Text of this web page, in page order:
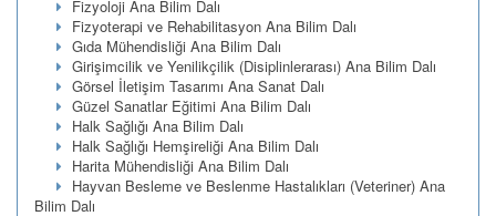
Fizyoloji Ana Bilim Dalı
Fizyoterapi ve Rehabilitasyon Ana Bilim Dalı
Gıda Mühendisliği Ana Bilim Dalı
Girişimcilik ve Yenilikçilik (Disiplinlerarası) Ana Bilim Dalı
Görsel İletişim Tasarımı Ana Sanat Dalı
Güzel Sanatlar Eğitimi Ana Bilim Dalı
Halk Sağlığı Ana Bilim Dalı
Halk Sağlığı Hemşireliği Ana Bilim Dalı
Harita Mühendisliği Ana Bilim Dalı
Hayvan Besleme ve Beslenme Hastalıkları (Veteriner) Ana
Bilim Dalı